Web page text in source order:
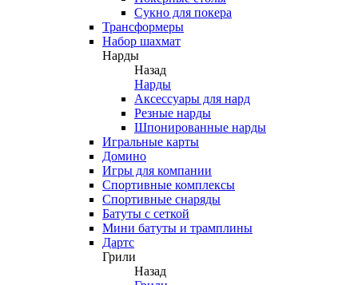
Сукно для покера
Трансформеры
Набор шахмат
Нарды
Назад
Нарды
Аксессуары для нард
Резные нарды
Шпонированные нарды
Игральные карты
Домино
Игры для компании
Спортивные комплексы
Спортивные снаряды
Батуты с сеткой
Мини батуты и трамплины
Дартс
Грили
Назад